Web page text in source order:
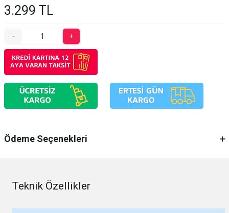
3.299 TL
Ödeme Seçenekleri
Teknik Özellikler